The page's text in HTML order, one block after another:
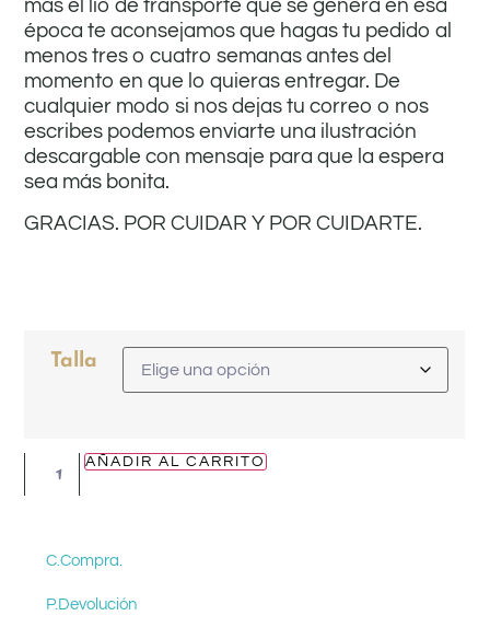
más el lío de transporte que se genera en esa
época te aconsejamos que hagas tu pedido al
menos tres o cuatro semanas antes del
momento en que lo quieras entregar. De
cualquier modo si nos dejas tu correo o nos
escribes podemos enviarte una ilustración
descargable con mensaje para que la espera
sea más bonita.
GRACIAS. POR CUIDAR Y POR CUIDARTE.
Talla
AÑADIR AL CARRITO
C.Compra.
P.Devolución